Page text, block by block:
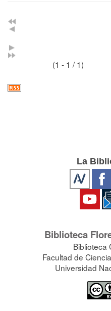
(1 - 1 / 1)
La
Biblioteca
Biblioteca
Facultad de
Universidad